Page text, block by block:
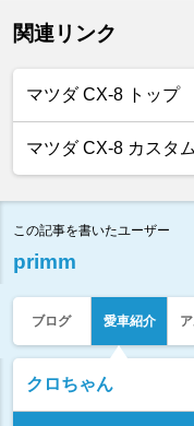
関連リンク
マツダ CX-8 トップ
マツダ CX-8 カスタ
この記事を書いたユーザー
primm
ブログ 愛車紹介
クロちゃん